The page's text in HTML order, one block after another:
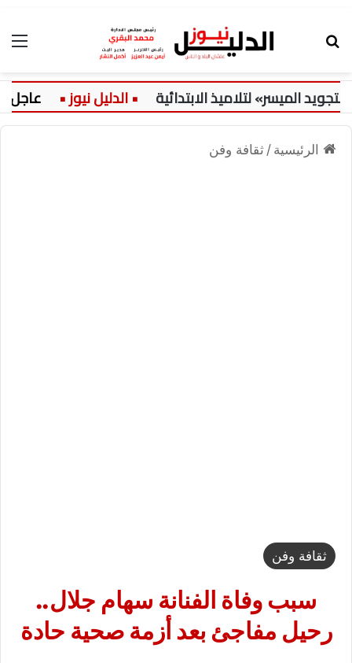
لتلاميذ الابتدائية عاجل:
الرئيسية / ثقافة وفن
ثقافة وفن
سبب وفاة الفنانة سهام جلال..
رحيل مفاجئ بعد أزمة صحية حادة